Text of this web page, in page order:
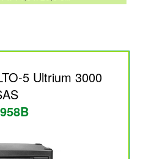
5 Ultrium 3000